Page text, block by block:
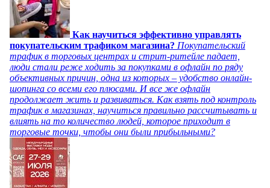
Как научиться эффективно управлять
покупательским трафиком магазина? Покупательский
трафик в торговых центрах и стрит-ритейле падает,
люди стали реже ходить за покупками в офлайн по ряду
объективных причин, одна из которых – удобство онлайн-
шопинга со всеми его плюсами. И все же офлайн
продолжает жить и развиваться. Как взять под контроль
трафик в магазинах, научиться правильно рассчитывать и
влиять на то количество людей, которое приходит в
торговые точки, чтобы они были прибыльными?